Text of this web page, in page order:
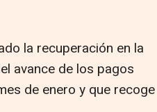
la recuperación en la
avance de los pagos
de enero y que recoge